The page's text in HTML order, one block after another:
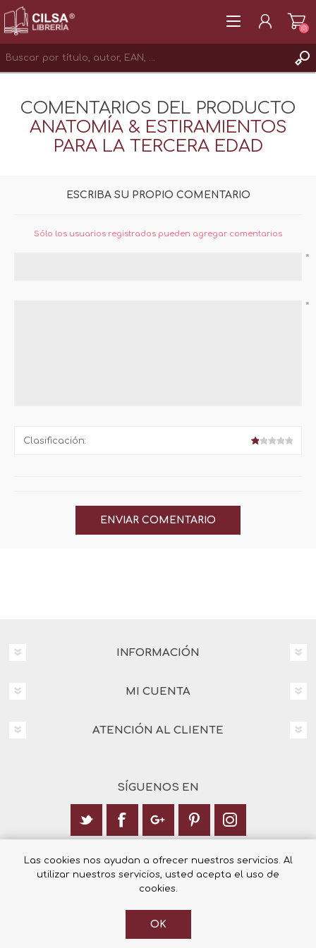
INICIAR SESIÓN
(0)
COMENTARIOS DEL PRODUCTO
ANATOMÍA & ESTIRAMIENTOS
PARA LA TERCERA EDAD
ESCRIBA SU PROPIO COMENTARIO
Sólo los usuarios registrados pueden agregar comentarios
*
*
Clasificación:
INFORMACIÓN
MI CUENTA
ATENCIÓN AL CLIENTE
SÍGUENOS EN
Calle Italia 6, 03003 Alicante
+34 965 12 23 55
Las cookies nos ayudan a ofrecer nuestros servicios. Al
utilizar nuestros servicios, usted acepta el uso de
cookies.
OK